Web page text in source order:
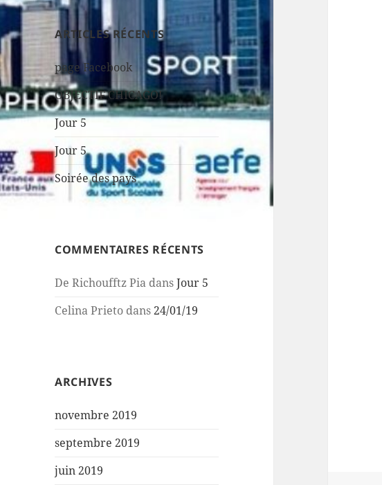
ARTICLES RÉCENTS
page Facebook
OBJECTIF CHICAGO!
Jour 5
Jour 5
Soirée des pays
COMMENTAIRES RÉCENTS
De Richoufftz Pia dansJour 5
Celina Prieto dans24/01/19
ARCHIVES
novembre 2019
septembre 2019
juin 2019